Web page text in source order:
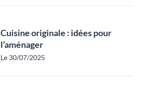
Cuisine originale : idées pour
l’aménager
Le 30/07/2025